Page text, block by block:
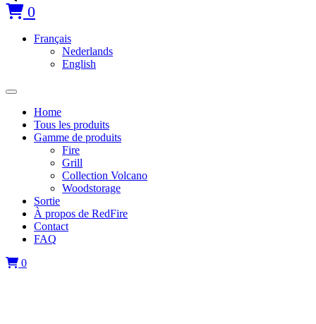
0
Français
Nederlands
English
Home
Tous les produits
Gamme de produits
Fire
Grill
Collection Volcano
Woodstorage
Sortie
À propos de RedFire
Contact
FAQ
0